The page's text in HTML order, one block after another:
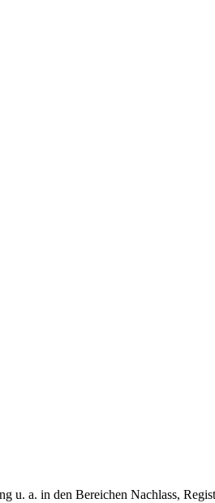
a. in den Bereichen Nachlass,